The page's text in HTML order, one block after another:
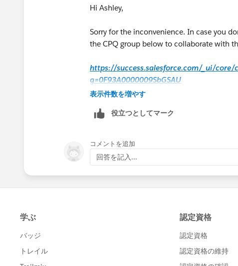
Hi Ashley,
Sorry for the inconvenience. In case you
the CPQ group below to collaborate with
https://success.salesforce.com/_ui/
g=0F93A0000009SbGSAU
Jayson
表示件数を増やす
役立つとしてマーク
コメントを追加
回答を記入...